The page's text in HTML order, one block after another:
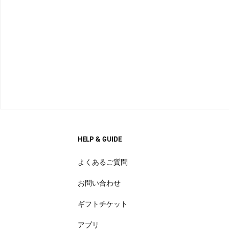
HELP & GUIDE
よくあるご質問
お問い合わせ
ギフトチケット
アプリ